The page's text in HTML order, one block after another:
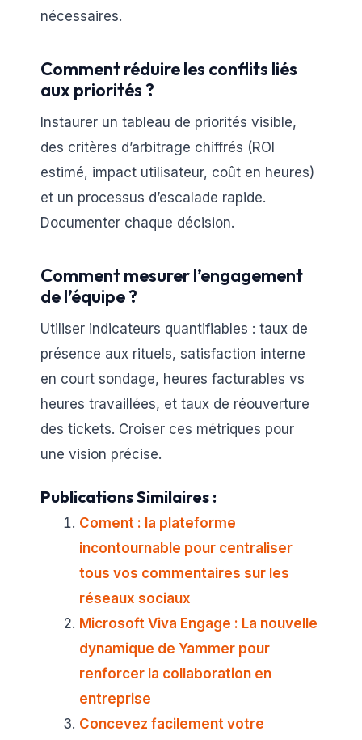
nécessaires.
Comment réduire les conflits liés
aux priorités ?
Instaurer un tableau de priorités visible,
des critères d’arbitrage chiffrés (ROI
estimé, impact utilisateur, coût en heures)
et un processus d’escalade rapide.
Documenter chaque décision.
Comment mesurer l’engagement
de l’équipe ?
Utiliser indicateurs quantifiables : taux de
présence aux rituels, satisfaction interne
en court sondage, heures facturables vs
heures travaillées, et taux de réouverture
des tickets. Croiser ces métriques pour
une vision précise.
Publications Similaires :
Coment : la plateforme
incontournable pour centraliser
tous vos commentaires sur les
réseaux sociaux
Microsoft Viva Engage : La nouvelle
dynamique de Yammer pour
renforcer la collaboration en
entreprise
Concevez facilement votre